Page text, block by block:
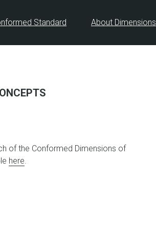
Standard About Dimensions
of the Conformed Dimensions of
here.